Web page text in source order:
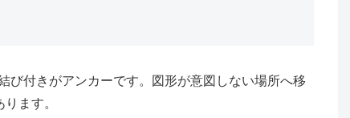
び付きがアンカーです。図形が意図しない場所へ移
ます。